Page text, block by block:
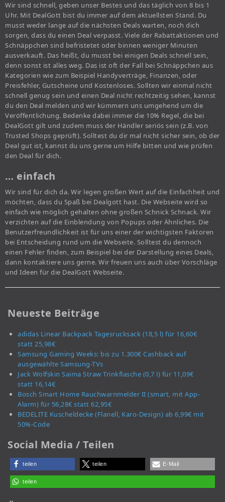
Wir sind schnell, geben unser Bestes und das täglich von 8 bis 1
Uhr. Mit DealGott bist du immer auf dem aktuellsten Stand. Du
musst weder lange auf die nächsten Deals warten, noch dich
sorgen, dass du einen Deal verpasst. Viele der Rabattaktionen und
Schnäppchen sind befristetet oder binnen weniger Minuten
ausverkauft. Das heißt, du musst bei einigen Deals schnell sein,
denn sonst ist alles weg. Das ist oft der Fall bei Schnäppchen aus
Kategorien wie zum Beispiel Handyverträge, Finanzen, oder
Preisfehler, Gutscheine und Kostenloses. Sollten wir einmal nicht
schnell genug sein und einen Deal nicht rechtzeitig sehen, kannst
du den Deal melden und wir kümmern uns umgehend um die
Veröffentlichung. Bedenke dabei immer die 10% Regel, die bei
DealGott gilt und zudem muss der Händler seriös sein (z.B. von
Trusted Shops geprüft). Solltest du dir mal nicht sicher sein, ob der
Deal gut ist, kannst du uns gerne um Hilfe bitten und wie prüfen
den Deal für dich.
… einfach
Wir sind für dich da. Wir legen großen Wert auf die Einfachheit und
möchten, dass du Spaß bei Dealgott hast. Die Webseite wird so
einfach wie möglich gehalten ohne großen Schnick Schnack. Wir
verzichten auf die Einblendung von Popups oder Ähnliches. Die
Benutzerfreundlichkeit ist für uns einer der wichtigsten Faktoren
bei Entscheidung rund um die Webseite. Solltest du dennoch
einen Fehler finden, zum Beispiel bei der Darstellung eines Deals,
dann kontaktiere uns gerne. Wir freuen uns auch über Vorschläge
und Ideen für die DealGott Webseite.
Neueste Beiträge
adidas Linear Backpack Tagesrucksack (18,5 l) für 16,60€
statt 25,98€
Samsung Gaming Weeks: bis zu 1.300€ Cashback auf
ausgewählte Samsung-TVs
Jack Wolfskin Saima Straw Trinkflasche (0,7 l) für 11,09€
statt 16,14€
Bosch Smart Home Rauchwarnmelder II (smart, mit App-
Alarm) für 56,28€ statt 62,95€
BEDELITE Kuscheldecke (Flanell, Karo-Design) ab 6,99€ mit
50%-Code
Social Media / Teilen
teilen teilen E-Mail
teilen